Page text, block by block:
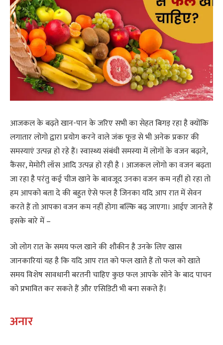
आजकल के बढ़ते खान-पान के जरिए सभी का सेहत बिगड़ रहा है क्योंकि
लगातार लोगो द्वारा प्रयोग करने वाले जंक फूड से भी अनेक प्रकार की
समस्याएं उत्पन्न हो रहे हैं। स्वास्थ्य संबंधी समस्या में लोगों के वजन बढ़ाने,
कैंसर, मेमोरी लॉस आदि उत्पन्न हो रही है । आजकल लोगो का वजन बढ़ता
जा रहा है परंतु कई चीज खाने के बावजूद उनका वजन कम नहीं हो रहा तो
हम आपको बता दे की बहुत ऐसे फल है जिनका यदि आप रात में सेवन
करते हैं तो आपका वजन कम नहीं होगा बल्कि बढ़ जाएगा। आईए जानते हैं
इसके बारे में –
जो लोग रात के समय फल खाने की शौकीन है उनके लिए खास
जानकारियां यह है कि यदि आप रात को फल खाते हैं तो फल को खाते
समय विशेष सावधानी बरतनी चाहिए कुछ फल आपके सोने के बाद पाचन
को प्रभावित कर सकते हैं और एसिडिटी भी बना सकते हैं।
अनार